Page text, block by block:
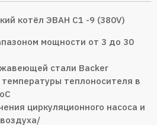
котёл ЭВАН С1 -9 (380V)
мощности от 3 до 30
стали Backer
температуры теплоносителя в
циркуляционного насоса и